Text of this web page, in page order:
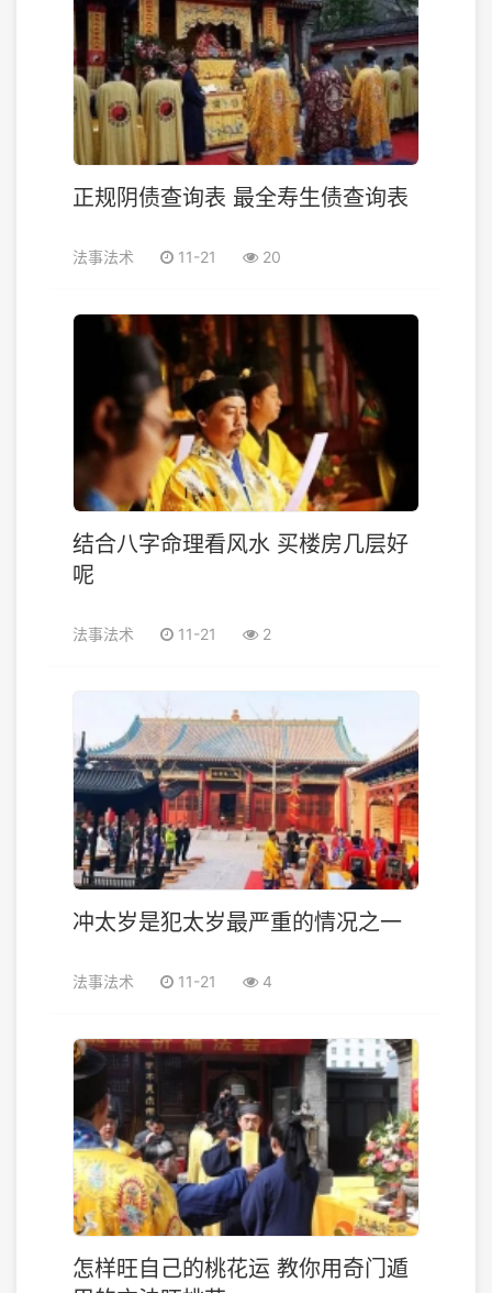
正规阴债查询表 最全寿生债查询表
法事法术 11-21 20
结合八字命理看风水 买楼房几层好
呢
法事法术 11-21 2
冲太岁是犯太岁最严重的情况之一
法事法术 11-21 4
怎样旺自己的桃花运 教你用奇门遁